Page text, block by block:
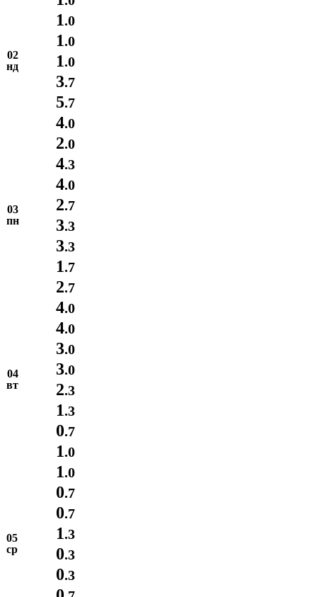
02
нд
1.0
1.0
1.0
3.7
5.7
4.0
03
пн
2.0
4.3
4.0
2.7
3.3
3.3
1.7
2.7
04
вт
4.0
4.0
3.0
3.0
2.3
1.3
0.7
1.0
05
ср
1.0
0.7
0.7
1.3
0.3
0.3